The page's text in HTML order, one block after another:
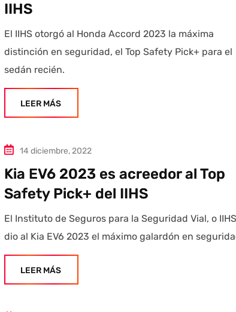
IIHS
El IIHS otorgó al Honda Accord 2023 la máxima
distinción en seguridad, el Top Safety Pick+ para el
sedán recién.
LEER MÁS
14 diciembre, 2022
Kia EV6 2023 es acreedor al Top
Safety Pick+ del IIHS
El Instituto de Seguros para la Seguridad Vial, o
dio al Kia EV6 2023 el máximo galardón en
LEER MÁS